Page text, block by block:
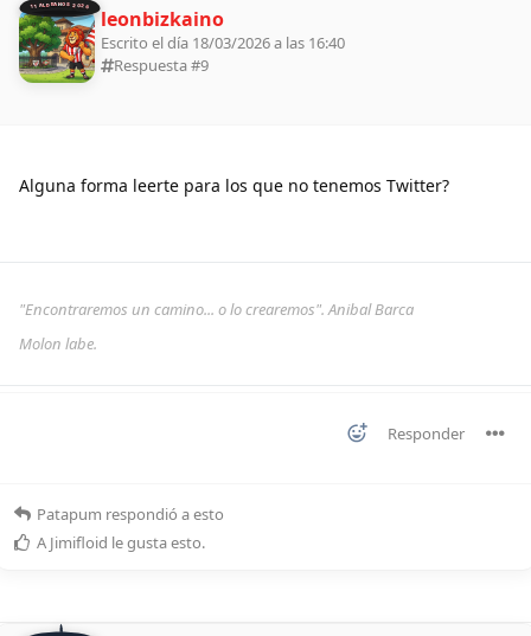
11 ALDEANOS 2026 leonbizkaino
Escrito el día 18/03/2026 a las 16:40
Respuesta #9
Alguna forma leerte para los que no tenemos Twitter?
"Encontraremos un camino... o lo crearemos". Anibal Barca
Molon labe.
Responder
Patapum respondió a esto
A Jimifloid le gusta esto.